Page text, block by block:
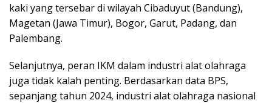
kaki yang tersebar di wilayah Cibaduyut (Bandung),
Magetan (Jawa Timur), Bogor, Garut, Padang, dan
Palembang.
Selanjutnya, peran IKM dalam industri alat olahraga
juga tidak kalah penting. Berdasarkan data BPS,
sepanjang tahun 2024, industri alat olahraga nasional